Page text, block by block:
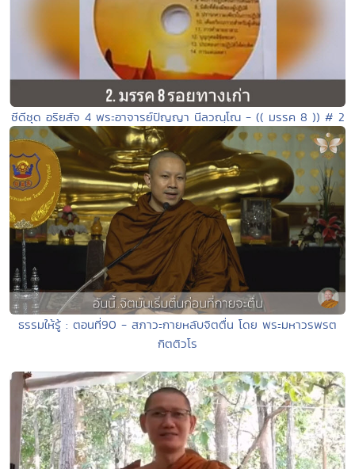
ซีดีชุด อริยสัจ 4 พระอาจารย์ปัญญา นีลวณฺโณ - (( มรรค 8 )) # 2
ธรรมให้รู้ : ตอนที่90 - สภาวะกายหลับจิตตื่น โดย พระมหาวรพรต
กิตติวโร